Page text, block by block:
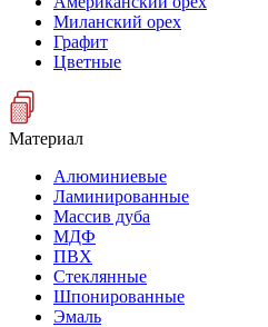
Миланский орех
Графит
Цветные
Материал
Алюминиевые
Ламинированные
Массив дуба
МДФ
ПВХ
Стеклянные
Шпонированные
Эмаль